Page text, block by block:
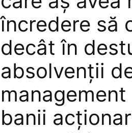
încredere să
decât în
absolvenții
banii